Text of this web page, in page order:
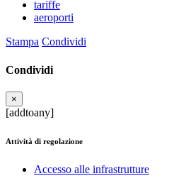
tariffe
aeroporti
Stampa Condividi
Condividi
×
[addtoany]
Attività di regolazione
Accesso alle infrastrutture